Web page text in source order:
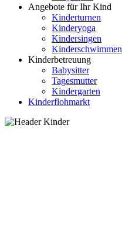
Angebote für Ihr Kind
Kinderturnen
Kinderyoga
Kindersingen
Kinderschwimmen
Kinderbetreuung
Babysitter
Tagesmutter
Kindergarten
Kinderflohmarkt